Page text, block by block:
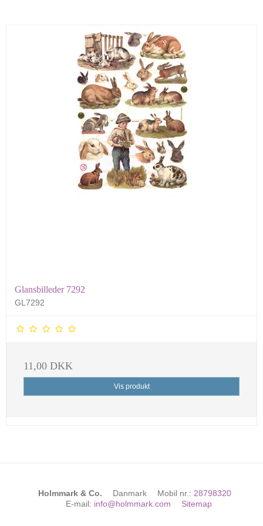
Glansbilleder 7292
GL7292
11,00 DKK
Vis produkt
Holmmark & Co. Danmark Mobil nr. : 28798320
E-mail: info@holmmark.com Sitemap